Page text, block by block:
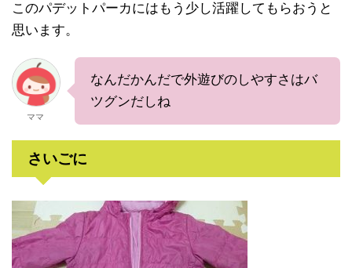
このパデットパーカにはもう少し活躍してもらおうと
思います。
ママ
なんだかんだで外遊びのしやすさはバ
ツグンだしね
さいごに